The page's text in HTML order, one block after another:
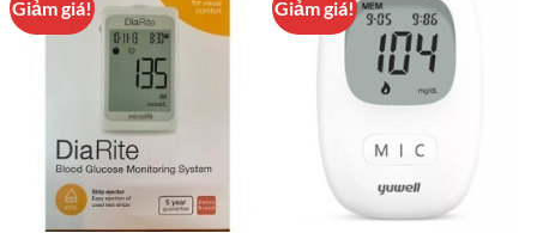
Giảm giá! Giảm giá!